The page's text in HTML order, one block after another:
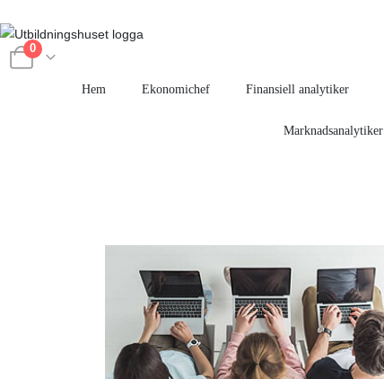
0
Hem Ekonomichef Finansiell analytiker
Marknadsanalytiker